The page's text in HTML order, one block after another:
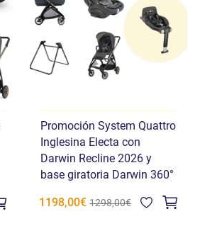
Promoción System Quattro
Inglesina Electa con
Darwin Recline 2026 y
base giratoria Darwin 360°
1198,00€ 1298,00€